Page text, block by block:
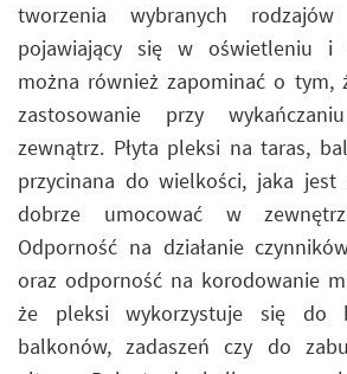
tworzenia wybranych
pojawiający się w oświetleniu i
można również zapominać o tym,
zastosowanie przy
zewnątrz. Płyta pleksi na taras,
przycinana do wielkości, jaka jest
dobrze umocować w
Odporność na działanie
oraz odporność na korodowanie
że pleksi wykorzystuje się do
balkonów, zadaszeń czy do